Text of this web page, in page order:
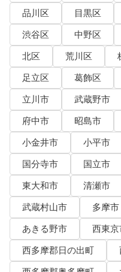
品川区
目黒区
渋谷区
中野区
北区
荒川区
足立区
葛飾区
立川市
武蔵野市
府中市
昭島市
小金井市
小平市
国分寺市
国立市
東大和市
清瀬市
武蔵村山市
多摩市
あきる野市
西東京
西多摩郡日の出町